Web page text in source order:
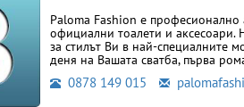
Paloma Fashion е професионално
официални тоалети и аксесоари.
за стилът Ви в най-специалните
деня на Вашата сватба, първа
0878 149 015